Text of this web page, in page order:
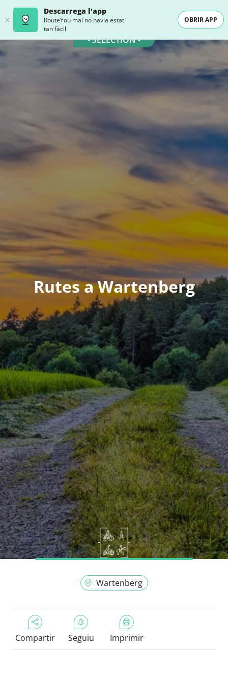
Descarrega l'app
RouteYou mai no havia estat
tan fàcil
OBRIR APP
- SELECTION -
Rutes a Wartenberg
Wartenberg
Compartir Seguiu Imprimir